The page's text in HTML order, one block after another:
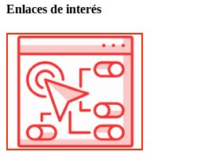
Enlaces de interés